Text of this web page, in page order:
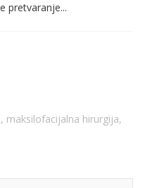
pretvaranje...
, maksilofacijalna hirurgija,